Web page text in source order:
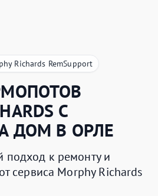
Richards RemSupport
С
ДОМ В ОРЛЕ
к ремонту и
сервиса Morphy Richards